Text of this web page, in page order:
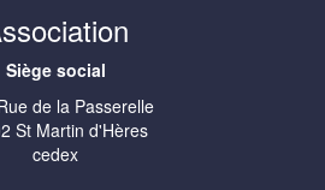
Siège social
de la Passerelle
St Martin d'Hères
cedex